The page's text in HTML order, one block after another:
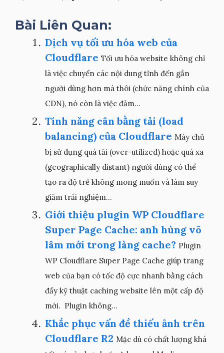
Bài Liên Quan:
Dịch vụ tối ưu hóa web của
Cloudflare Tối ưu hóa website không chỉ
là việc chuyển các nội dung tĩnh đến gần
người dùng hơn mà thôi (chức năng chính của
CDN), nó còn là việc đảm...
Tính năng cân bằng tải (load
balancing) của Cloudflare Máy chủ
bị sử dụng quá tải (over-utilized) hoặc quá xa
(geographically distant) người dùng có thể
tạo ra độ trễ không mong muốn và làm suy
giảm trải nghiệm...
Giới thiệu plugin WP Cloudflare
Super Page Cache: anh hùng võ
lâm mới trong làng cache? Plugin
WP Cloudflare Super Page Cache giúp trang
web của bạn có tốc độ cực nhanh bằng cách
đẩy kỹ thuật caching website lên một cấp độ
mới. Plugin không...
Khắc phục vấn đề thiếu ảnh trên
Cloudflare R2 Mặc dù có chất lượng khá